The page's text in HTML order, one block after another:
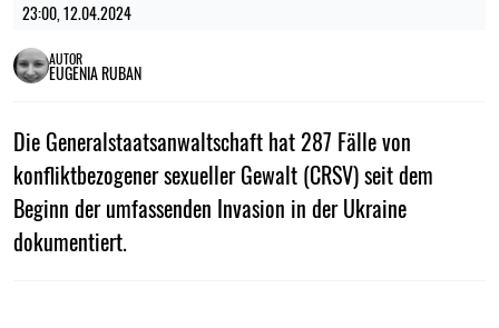
23:00, 12.04.2024
AUTOR
EUGENIA RUBAN
Die Generalstaatsanwaltschaft hat 287 Fälle von
konfliktbezogener sexueller Gewalt (CRSV) seit dem
Beginn der umfassenden Invasion in der Ukraine
dokumentiert.